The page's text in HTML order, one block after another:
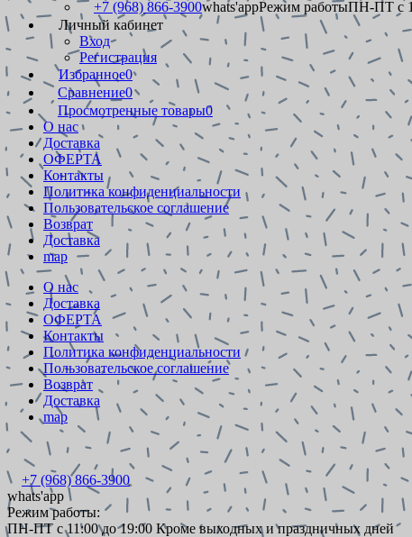
+7 (968) 866-3900whats'appРежим работыПН-ПТ с
Личный кабинет
Вход
Регистрация
Избранное0
Сравнение0
Просмотренные товары0
О нас
Доставка
ОФЕРТА
Контакты
Политика конфиденциальности
Пользовательское соглашение
Возврат
Доставка
map
О нас
Доставка
ОФЕРТА
Контакты
Политика конфиденциальности
Пользовательское соглашение
Возврат
Доставка
map
+7 (968) 866-3900
whats'app
Режим работы:
ПН-ПТ с 11:00 до 19:00 Кроме выходных и праздничных дней